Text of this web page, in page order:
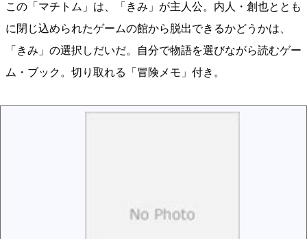
この「マチトム」は、「きみ」が主人公。内人・創也ととも
に閉じ込められたゲームの館から脱出できるかどうかは、
「きみ」の選択しだいだ。自分で物語を選びながら読むゲー
ム・ブック。切り取れる「冒険メモ」付き。